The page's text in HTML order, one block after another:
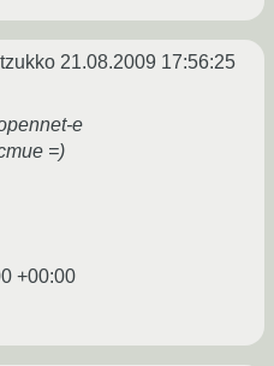
21.08.2009 17:56:25
е
=)
+00:00